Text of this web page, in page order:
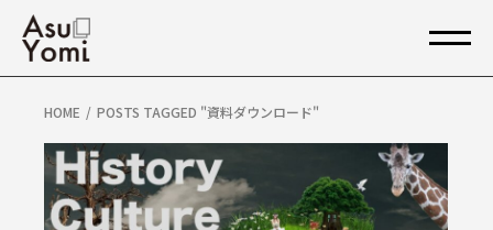
Skip
the
content
HOME POSTS TAGGED "資料ダウンロード"